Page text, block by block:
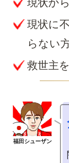
現状か
現状に
らない方
救世主